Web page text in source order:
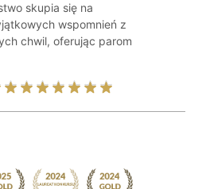
skupia się na
wspomnień z
chwil, oferując parom